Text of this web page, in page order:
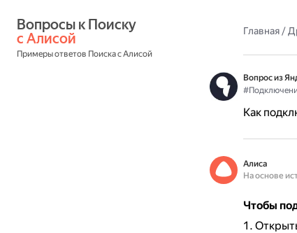
с Алисой
Примеры ответов Поиска с Алисой
Главная/
Вопрос из
Как
Алиса
На основе
Чтобы